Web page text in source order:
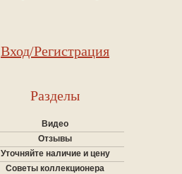
Вход/Регистрация
Разделы
Видео
Отзывы
Уточняйте наличие и цену
Советы коллекционера